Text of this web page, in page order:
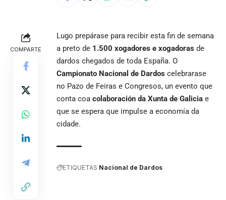
COMPARTE
Lugo prepárase para recibir esta fin de semana
a preto de 1.500 xogadores e xogadoras de
dardos chegados de toda España. O
Campionato Nacional de Dardos celebrarase
no Pazo de Feiras e Congresos, un evento que
conta coa colaboración da Xunta de Galicia e
que se espera que impulse a economía da
cidade.
ETIQUETAS Nacional de Dardos